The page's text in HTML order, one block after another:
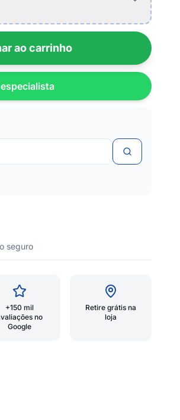
ao carrinho
seguro
+150 mil
no
Google
Retire grátis na
loja